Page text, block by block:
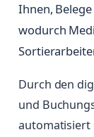
Ihnen,
wodurch
Durch den
und
automatisiert